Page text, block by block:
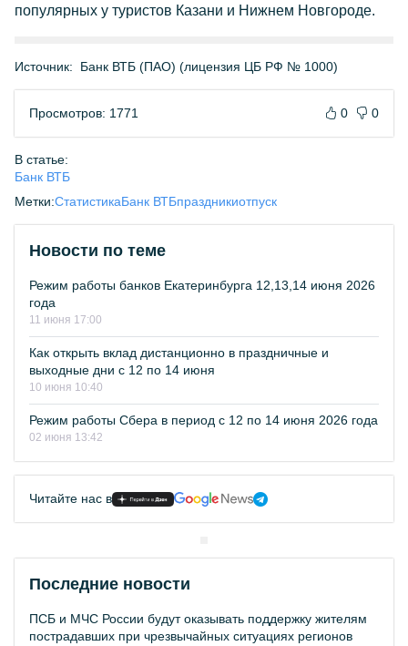
популярных у туристов Казани и Нижнем Новгороде.
Источник: Банк ВТБ (ПАО) (лицензия ЦБ РФ № 1000)
Просмотров: 1771 0 0
В статье:
Банк ВТБ
Метки:СтатистикаБанк ВТБпраздникиотпуск
Новости по теме
Режим работы банков Екатеринбурга 12,13,14 июня 2026
года
11 июня 17:00
Как открыть вклад дистанционно в праздничные и
выходные дни с 12 по 14 июня
10 июня 10:40
Режим работы Сбера в период с 12 по 14 июня 2026 года
02 июня 13:42
Читайте нас в
Последние новости
ПСБ и МЧС России будут оказывать поддержку жителям
пострадавших при чрезвычайных ситуациях регионов